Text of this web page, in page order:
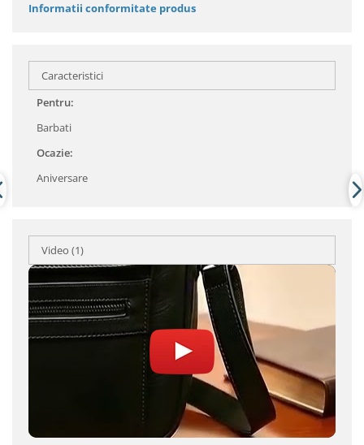
Informatii conformitate produs
Caracteristici
Pentru:
Barbati
Ocazie:
Aniversare
Video (1)